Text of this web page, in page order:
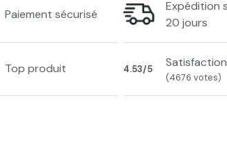
Paiement sécurisé
Expédition
20 jours
Top produit 4.53/5
(4676 votes)